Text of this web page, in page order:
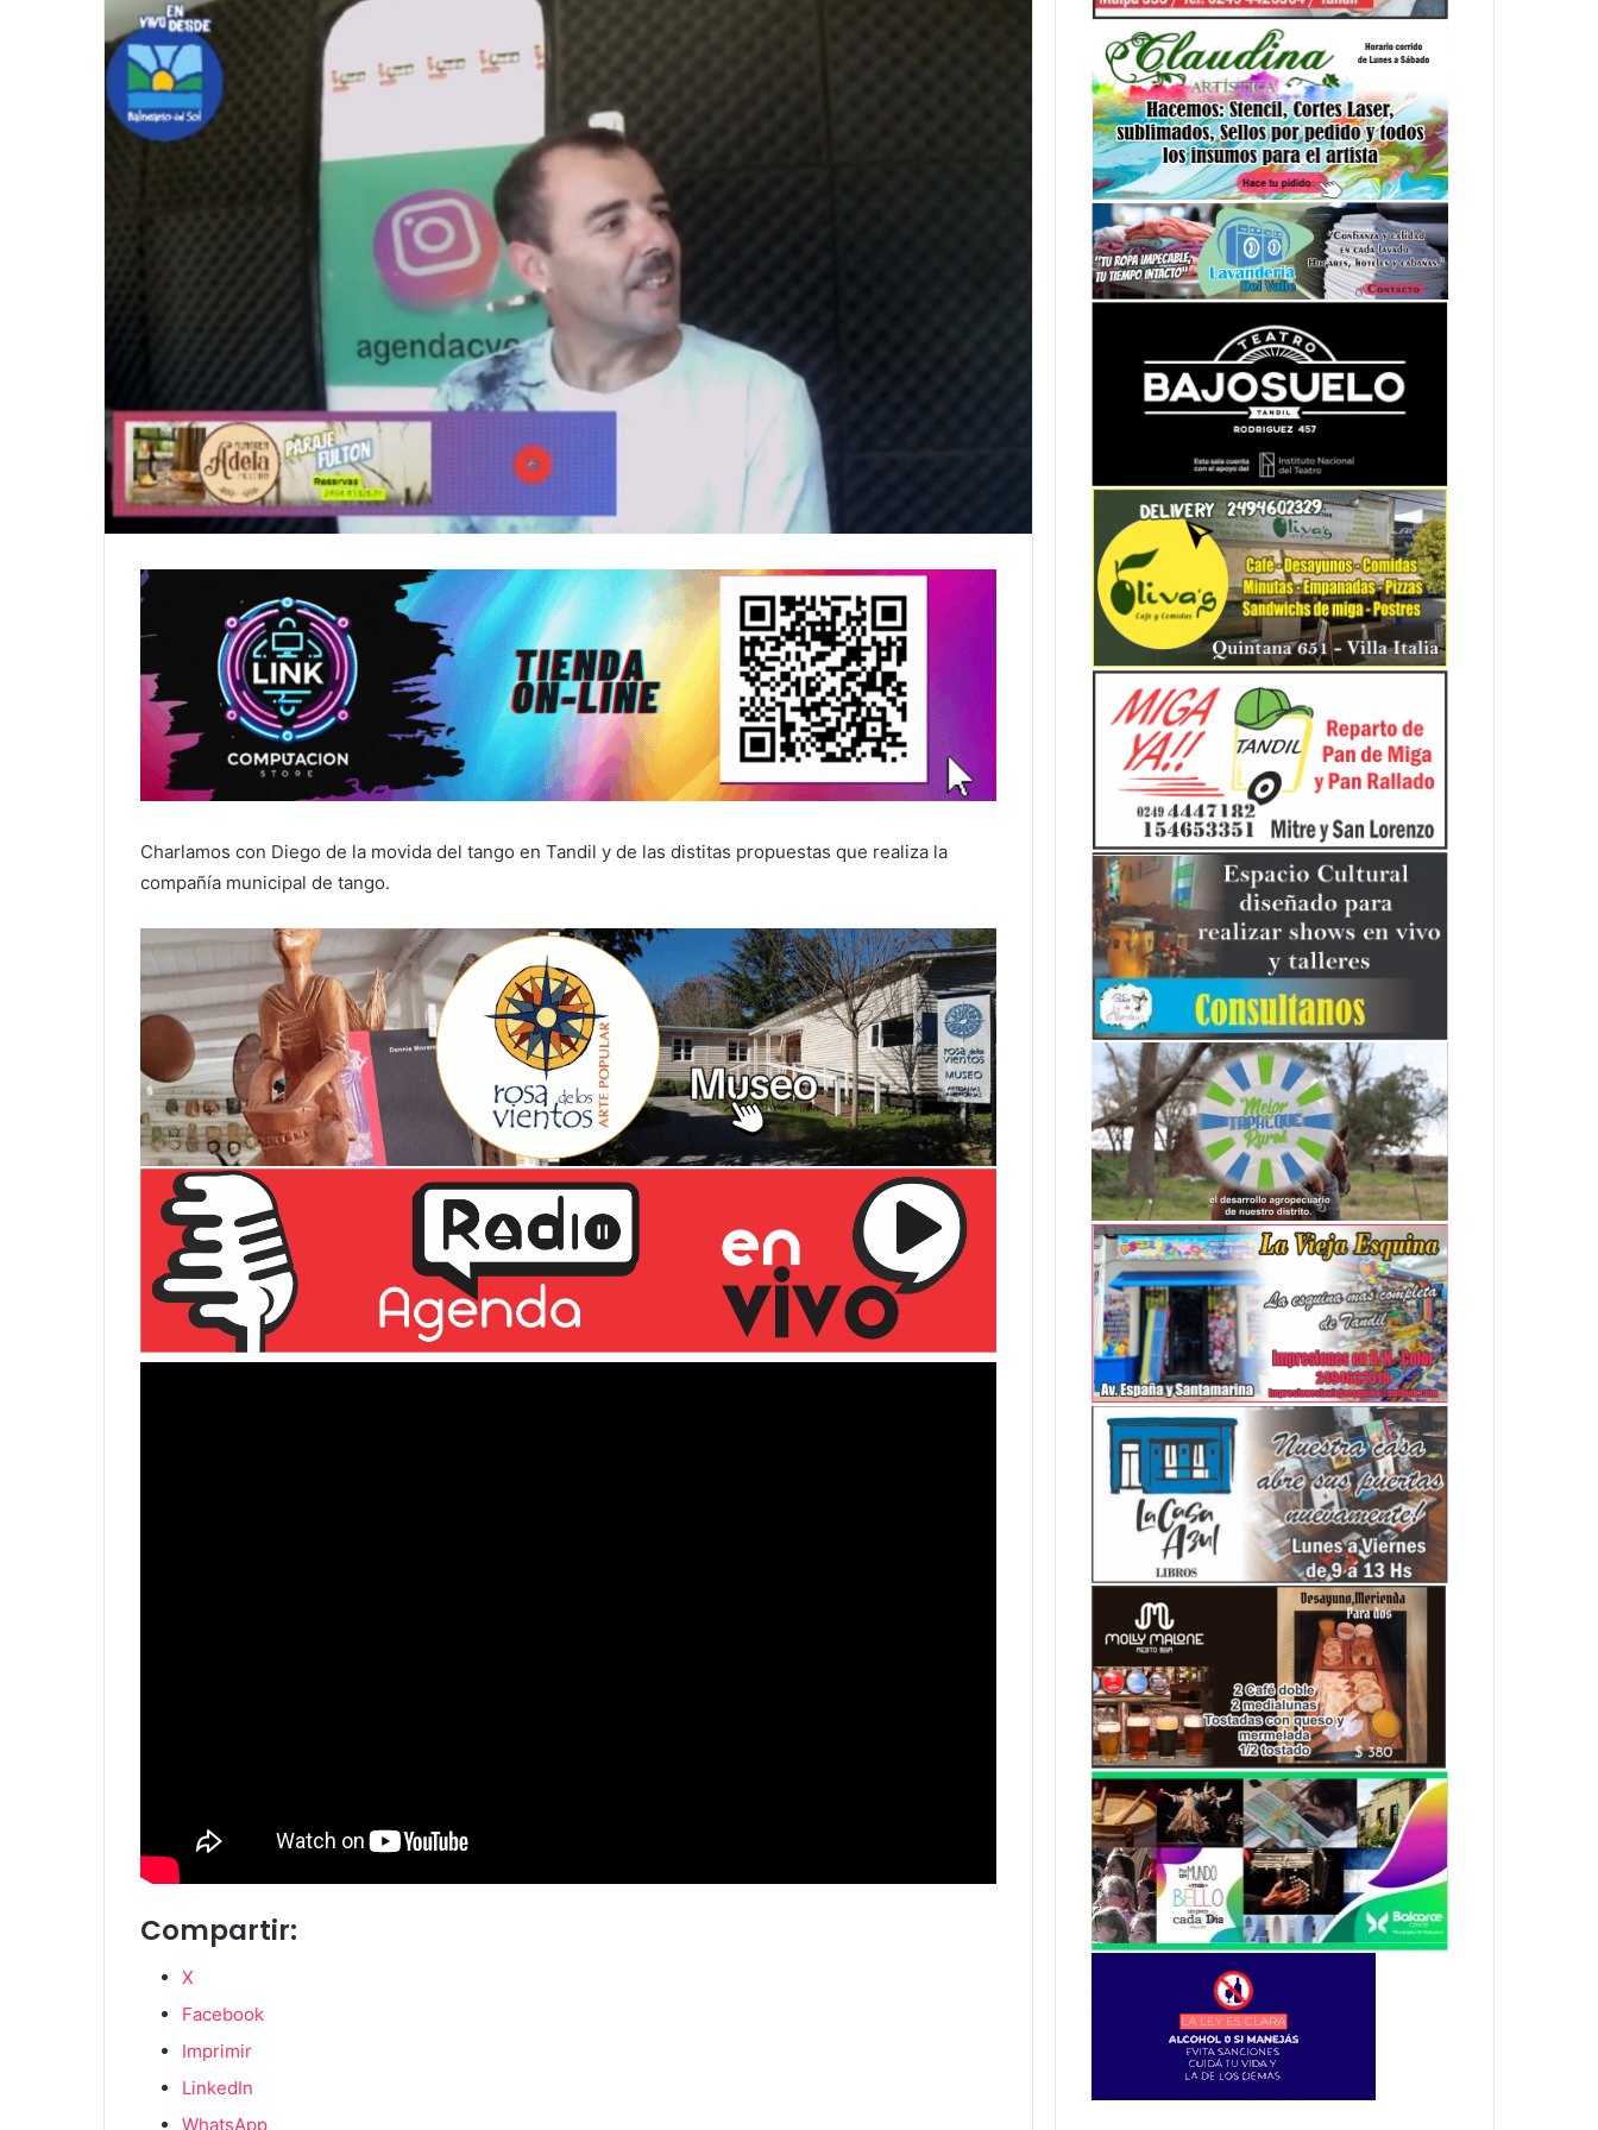
Charlamos con Diego de la movida del tango en Tandil y de las distitas propuestas que realiza la
compañía municipal de tango.
Compartir:
X
Facebook
Imprimir
LinkedIn
WhatsApp